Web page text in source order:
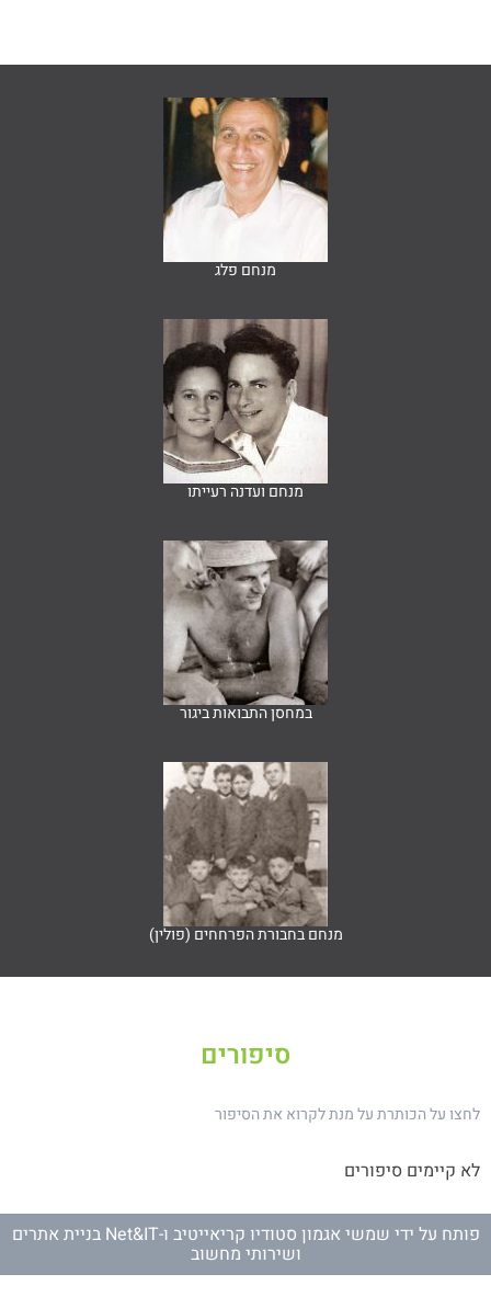
מנחם פלג
מנחם ועדנה רעייתו
במחסן התבואות ביגור
מנחם בחבורת הפרחחים (פולין)
סיפורים
על הכותרת על מנת לקרוא את הסיפור
סיפורים
על ידי שמשי אגמון סטודיו קריאייטיבו- Net&IT בניית אתרים
ושירותי מחשוב